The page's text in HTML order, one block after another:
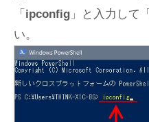
「 ipconfig 」と入力して「
い。